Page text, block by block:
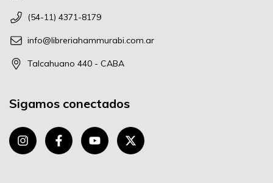
(54-11) 4371-8179
info@libreriahammurabi.com.ar
Talcahuano 440 - CABA
Sigamos conectados